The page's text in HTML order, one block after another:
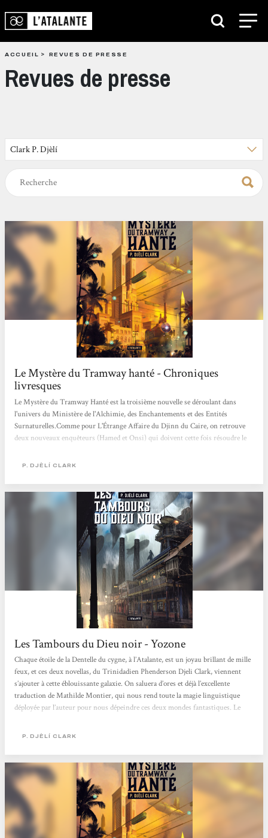
ACCUEIL REVUES DE PRESSE
Revues de presse
Le Mystère du Tramway hanté - Chroniques
livresques
Le Mystère du Tramway Hanté est la troisième nouvelle se déroulant dans
l'univers du Ministère de l'Alchimie, des Enchantements et des Entités
Surnaturelles.Comme pour L'Étrange Affaire du Djinn du Caire, on retrouve
deux nouveaux enquêteurs (Hamed et Onsi) qui doivent cette fois résoudre le
adoré cette histoire longue de 100 pages : c'est fascinant à quel point l'auteur
créatures... la trame policière permet de découvrir l'univers petite touche...
P. DJÈLÍ CLARK
Les Tambours du Dieu noir - Yozone
Chaque étoile de la Dentelle du cygne, à l’Atalante, est un joyau brillant de mille
feux, et ces deux novellas, du Trinidadien Phenderson Djeli Clark, viennent
s’ajouter à cette éblouissante galaxie. On saluera d’ores et déjà l’excellente
traduction de Mathilde Montier, qui nous rend toute la magie linguistique
déployée par l’auteur pour nous dépeindre ces deux mondes fantastiques. Le
visuel, qui contamine rapidement l’ouïe et presque l’odorat. Tandis qu’on prend
P. DJÈLÍ CLARK